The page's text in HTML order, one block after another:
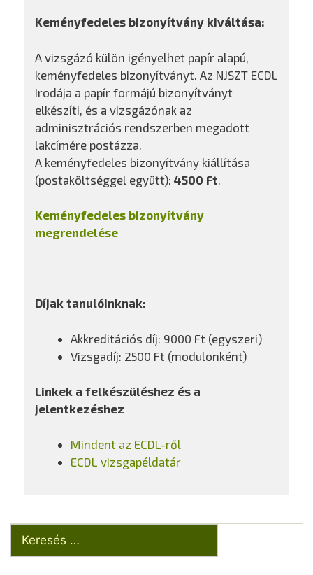
Keményfedeles bizonyítvány kiváltása:
A vizsgázó külön igényelhet papír alapú,
keményfedeles bizonyítványt. Az NJSZT ECDL
Irodája a papír formájú bizonyítványt
elkészíti, és a vizsgázónak az
adminisztrációs rendszerben megadott
lakcímére postázza.
A keményfedeles bizonyítvány kiállítása
(postaköltséggel együtt): 4500 Ft
Keményfedeles bizonyítvány
megrendelése
Díjak tanulóinknak:
Akkreditációs díj: 9000 Ft (egyszeri)
Vizsgadíj: 2500 Ft (modulonként)
Linkek a felkészüléshez és a
jelentkezéshez
Mindent az ECDL-ről
ECDL vizsgapéldatár